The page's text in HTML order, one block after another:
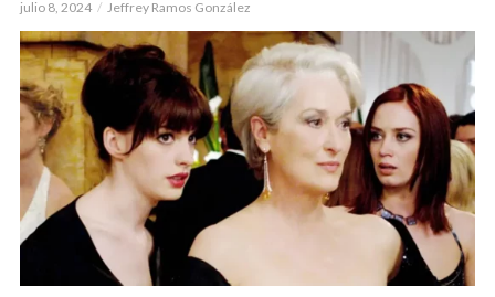
julio 8, 2024 Jeffrey Ramos González